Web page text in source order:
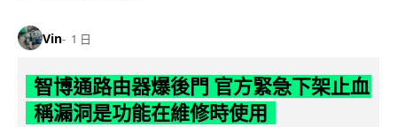
Vin 1 日
智博通路由器爆後門 官方緊急下架止血
稱漏洞是功能在維修時使用